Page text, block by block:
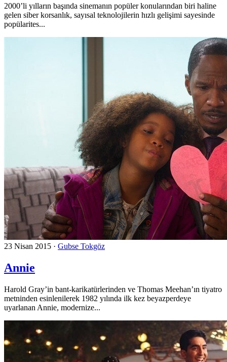
2000’li yılların başında sinemanın popüler konularından biri haline
gelen siber korsanlık, sayısal teknolojilerin hızlı gelişimi sayesinde
popülarites...
23 Nisan 2015 · Gubse Tokgöz
Annie
Harold Gray’in bant-karikatürlerinden ve Thomas Meehan’ın tiyatro
metninden esinlenilerek 1982 yılında ilk kez beyazperdeye
uyarlanan Annie, modernize...